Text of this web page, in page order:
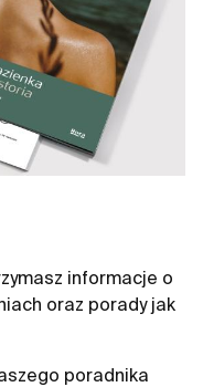
informacje o
oraz porady jak
poradnika